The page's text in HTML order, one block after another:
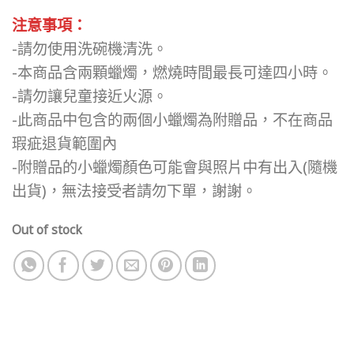
注意事項：
-請勿使用洗碗機清洗。
-本商品含兩顆蠟燭，燃燒時間最長可達四小時。
-請勿讓兒童接近火源。
-此商品中包含的兩個小蠟燭為附贈品，不在商品
瑕疵退貨範圍內
-附贈品的小蠟燭顏色可能會與照片中有出入(隨機
出貨)，無法接受者請勿下單，謝謝。
Out of stock